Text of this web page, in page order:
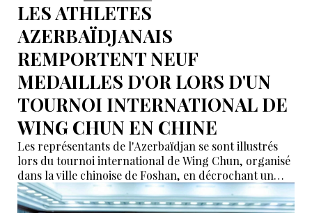
LES ATHLETES
AZERBAÏDJANAIS
REMPORTENT NEUF
MEDAILLES D'OR LORS D'UN
TOURNOI INTERNATIONAL DE
WING CHUN EN CHINE
Les représentants de l'Azerbaïdjan se sont illustrés
lors du tournoi international de Wing Chun, organisé
dans la ville chinoise de Foshan, en décrochant un
total de neuf médailles d'or, selon des informations
relayées par İdman.Biz.